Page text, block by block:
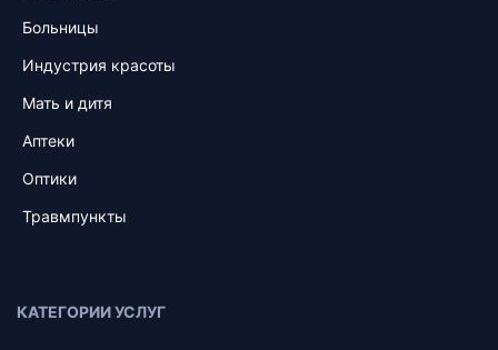
Больницы
Индустрия красоты
Мать и дитя
Аптеки
Оптики
Травмпункты
КАТЕГОРИИ УСЛУГ